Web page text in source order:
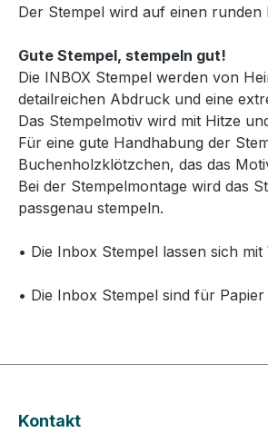
Der Stempel wird auf einen
Gute Stempel, stempeln gut!
Die INBOX Stempel werden von
detailreichen Abdruck und eine
Das Stempelmotiv wird mit Hitze
Für eine gute Handhabung der
Buchenholzklötzchen, das das
Bei der Stempelmontage wird das
passgenau stempeln.
• Die Inbox Stempel lassen sich
• Die Inbox Stempel sind für
Kontakt